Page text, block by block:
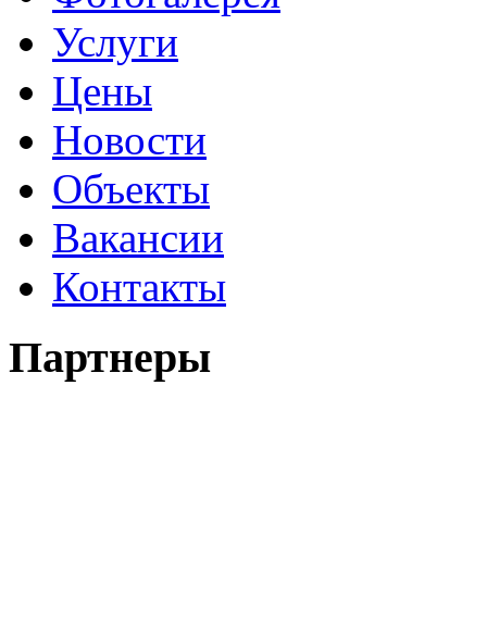
Услуги
Цены
Новости
Объекты
Вакансии
Контакты
Партнеры